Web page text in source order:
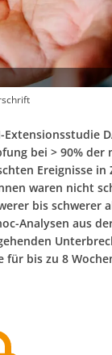
bei > 90% der
Ereignisse in
waren nicht
bis schwerer
Analysen aus
bis zu 8